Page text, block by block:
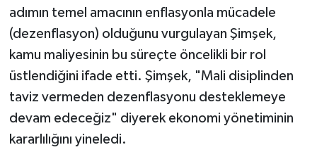
adımın temel amacının enflasyonla mücadele
(dezenflasyon) olduğunu vurgulayan Şimşek,
kamu maliyesinin bu süreçte öncelikli bir rol
üstlendiğini ifade etti. Şimşek, "Mali disiplinden
taviz vermeden dezenflasyonu desteklemeye
devam edeceğiz" diyerek ekonomi yönetiminin
kararlılığını yineledi.